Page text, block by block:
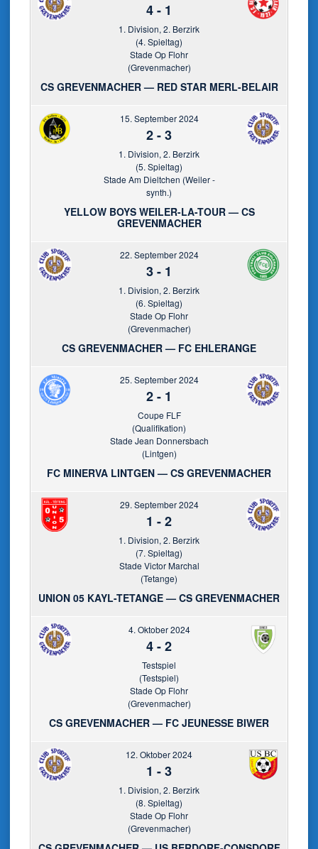
4- 1
1. Division, 2. Berzirk
(4. Spieltag)
Stade Op Flohr
(Grevenmacher)
CS GREVENMACHER — RED STAR MERL-BELAIR
15. September 2024
2-3
1. Division, 2. Berzirk
(5. Spieltag)
Stade Am Dieltchen (Weiler -
synth.)
YELLOW BOYS WEILER-LA-TOUR — CS
GREVENMACHER
22. September 2024
3- 1
1. Division, 2. Berzirk
(6. Spieltag)
Stade Op Flohr
(Grevenmacher)
CS GREVENMACHER — FC EHLERANGE
25. September 2024
2- 1
Coupe FLF
(Qualifikation)
Stade Jean Donnersbach
(Lintgen)
FC MINERVA LINTGEN — CS GREVENMACHER
29. September 2024
1 -2
1. Division, 2. Berzirk
(7. Spieltag)
Stade Victor Marchal
(Tetange)
UNION 05 KAYL-TETANGE — CS GREVENMACHER
4. Oktober 2024
4-2
Testspiel
(Testspiel)
Stade Op Flohr
(Grevenmacher)
CS GREVENMACHER — FC JEUNESSE BIWER
12. Oktober 2024
1 -3
1. Division, 2. Berzirk
(8. Spieltag)
Stade Op Flohr
(Grevenmacher)